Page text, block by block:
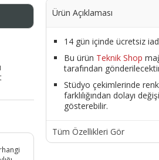
Ürün Açıklaması
14 gün içinde ücretsiz
Bu ürün Teknik Shop
tarafından
Stüdyo çekimlerinde
farklılığından dolayı
gösterebilir.
Tüm Özellikleri Gör